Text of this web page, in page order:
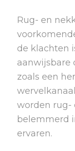
Rug- en
de klachten
aanwijsbare
zoals een
worden rug-
belemmerd
ervaren.